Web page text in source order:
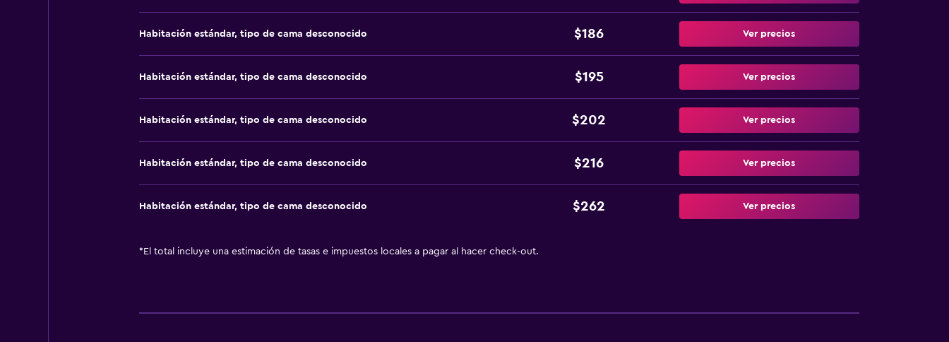
Habitación estándar, tipo de cama desconocido $186 Ver precios
Habitación estándar, tipo de cama desconocido $195 Ver precios
Habitación estándar, tipo de cama desconocido $202 Ver precios
Habitación estándar, tipo de cama desconocido $216 Ver precios
Habitación estándar, tipo de cama desconocido $262 Ver precios
* El total incluye una estimación de tasas e impuestos locales a pagar al hacer check-out.